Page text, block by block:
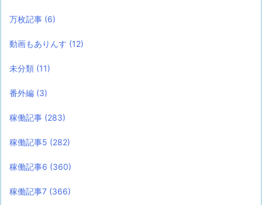
万枚記事 (6)
動画もありんす (12)
未分類 (11)
番外編 (3)
稼働記事 (283)
稼働記事5 (282)
稼働記事6 (360)
稼働記事7 (366)